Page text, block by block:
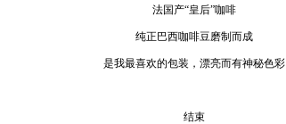
法国产“皇后”咖啡
纯正巴西咖啡豆磨制而成
是我最喜欢的包装，漂亮而有神秘色彩
结束